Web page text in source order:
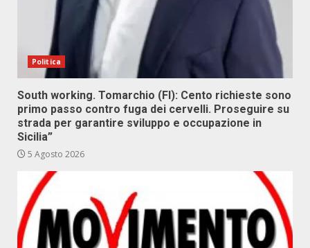
Politica
South working. Tomarchio (FI): Cento richieste sono
primo passo contro fuga dei cervelli. Proseguire su
strada per garantire sviluppo e occupazione in
Sicilia”
5 Agosto 2026